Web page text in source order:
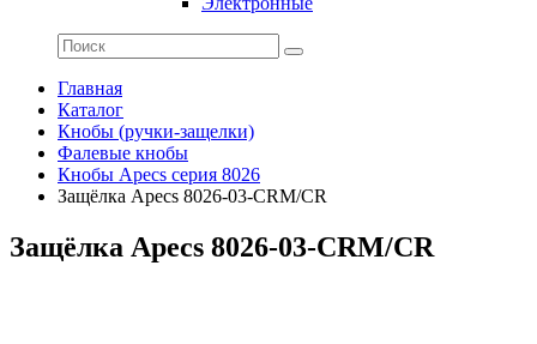
Главная
Каталог
Кнобы (ручки-защелки)
Фалевые кнобы
Кнобы Apecs серия 8026
Защёлка Apecs 8026-03-CRM/CR
Защёлка Apecs 8026-03-CRM/CR